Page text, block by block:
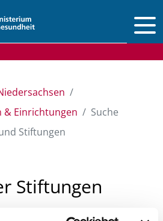
& Einrichtungen
Suche
Stiftungen
Stiftungen